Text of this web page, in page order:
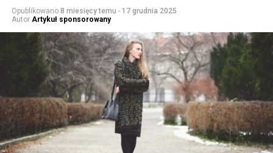
Opublikowano 8 miesięcy temu - 17 grudnia 2025
Autor Artykuł sponsorowany